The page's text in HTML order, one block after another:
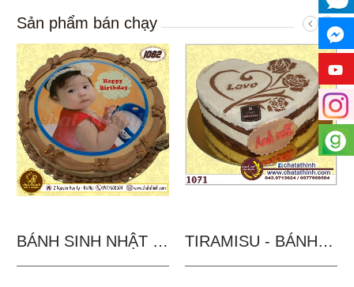
Sản phẩm bán chạy
BÁNH SINH NHẬT IN... TIRAMISU - BÁNH TẶNG...